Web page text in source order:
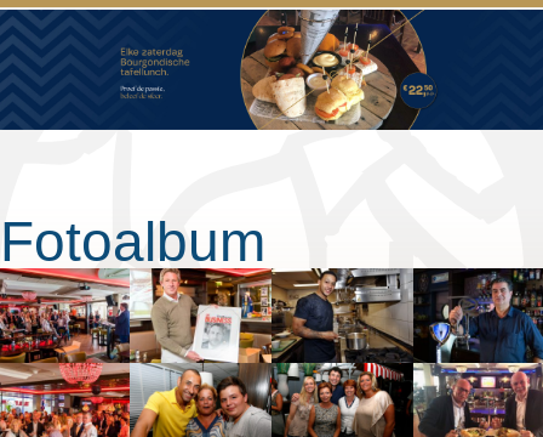
Fotoalbum